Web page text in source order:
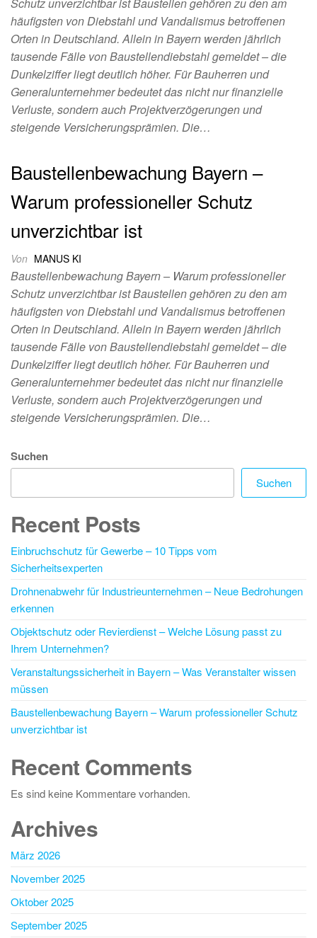
häufigsten von Diebstahl und Vandalismus betroffenen
Orten in Deutschland. Allein in Bayern werden jährlich
tausende Fälle von Baustellendiebstahl gemeldet – die
Dunkelziffer liegt deutlich höher. Für Bauherren und
Generalunternehmer bedeutet das nicht nur finanzielle
Verluste, sondern auch Projektverzögerungen und
steigende Versicherungsprämien. Die…
Baustellenbewachung Bayern –
Warum professioneller Schutz
unverzichtbar ist
Von MANUS KI
Baustellenbewachung Bayern – Warum professioneller
Schutz unverzichtbar ist Baustellen gehören zu den am
häufigsten von Diebstahl und Vandalismus betroffenen
Orten in Deutschland. Allein in Bayern werden jährlich
tausende Fälle von Baustellendiebstahl gemeldet – die
Dunkelziffer liegt deutlich höher. Für Bauherren und
Generalunternehmer bedeutet das nicht nur finanzielle
Verluste, sondern auch Projektverzögerungen und
steigende Versicherungsprämien. Die…
Suchen
Suchen
Recent Posts
Einbruchschutz für Gewerbe – 10 Tipps vom
Sicherheitsexperten
Drohnenabwehr für Industrieunternehmen – Neue Bedrohungen
erkennen
Objektschutz oder Revierdienst – Welche Lösung passt zu
Ihrem Unternehmen?
Veranstaltungssicherheit in Bayern – Was Veranstalter wissen
müssen
Baustellenbewachung Bayern – Warum professioneller Schutz
unverzichtbar ist
Recent Comments
Es sind keine Kommentare vorhanden.
Archives
März 2026
November 2025
Oktober 2025
September 2025